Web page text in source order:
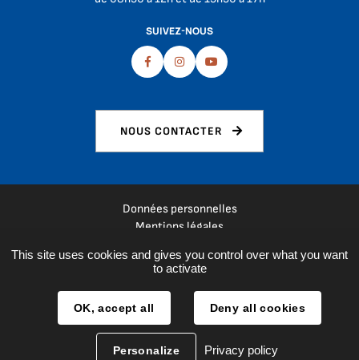
SUIVEZ-NOUS
FacebookInstagramYoutube
NOUS CONTACTER
Données personnelles
Mentions légales
Espace presse
This site uses cookies and gives you control over what you want
to activate
OK, accept all Deny all cookies
Personalize Privacy policy